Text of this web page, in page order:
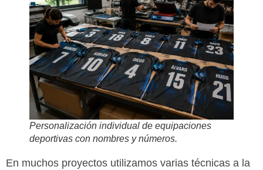
Personalización individual de equipaciones
deportivas con nombres y números.
En muchos proyectos utilizamos varias técnicas a la